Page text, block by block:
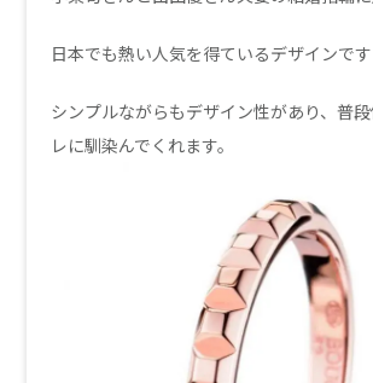
日本でも熱い人気を得ているデザインです
シンプルながらもデザイン性があり、普
レに馴染んでくれます。